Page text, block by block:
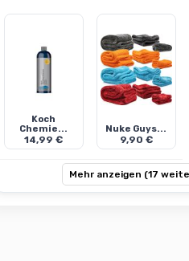
Koch
Chemie...
14,99 €
Nuke Guys...
9,90 €
Mehr anzeigen (17